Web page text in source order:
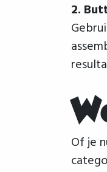
2.
Of je